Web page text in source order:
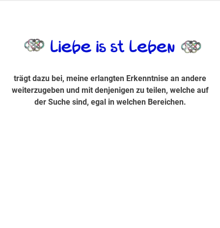
Suche sind, egal in welchen Bereichen.
trägt dazu bei, meine erlangten Erkenntnise an andere
weiterzugeben und mit denjenigen zu teilen, welche auf
der Suche sind, egal in welchen Bereichen.